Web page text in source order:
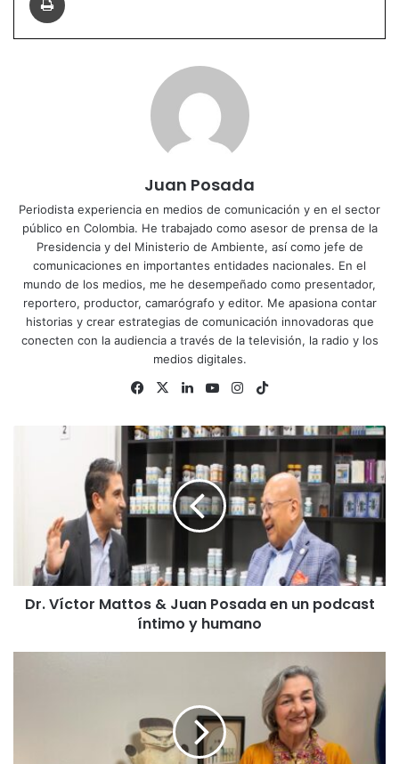
Juan Posada
Periodista experiencia en medios de comunicación y en el sector
público en Colombia. He trabajado como asesor de prensa de la
Presidencia y del Ministerio de Ambiente, así como jefe de
comunicaciones en importantes entidades nacionales. En el
mundo de los medios, me he desempeñado como presentador,
reportero, productor, camarógrafo y editor. Me apasiona contar
historias y crear estrategias de comunicación innovadoras que
conecten con la audiencia a través de la televisión, la radio y los
medios digitales.
Facebook
X LinkedInYouTubeInstagram
Posada
podcast
íntimo
Dr. Víctor Mattos & Juan Posada en un podcast
íntimo y humano